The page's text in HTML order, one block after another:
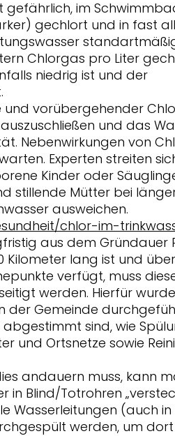
gefährlich, im
gechlort und in fast
Chlorgas pro Liter
niedrig ist und der
und vorübergehender
und das
Nebenwirkungen von
Experten streiten
Kinder oder
stillende Mütter bei
ausweichen.
chlor-im-
aus dem Gründauer
Kilometer lang ist und
verfügt, muss
werden. Hierfür
der Gemeinde
sind, wie
und Ortsnetze sowie
andauern muss, kann
Blind/Totrohren
Wasserleitungen (auch in
werden, um